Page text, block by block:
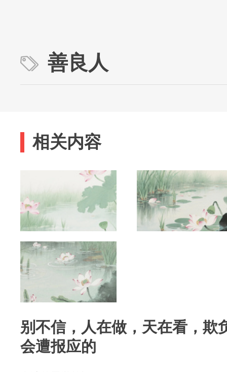
善良人
相关内容
别不信，人在做，天在看，欺
会遭报应的